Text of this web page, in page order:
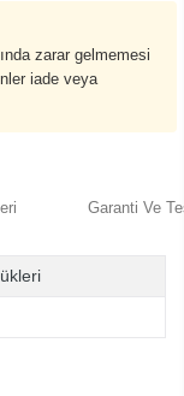
zarar gelmemesi
iade veya
Garanti Ve